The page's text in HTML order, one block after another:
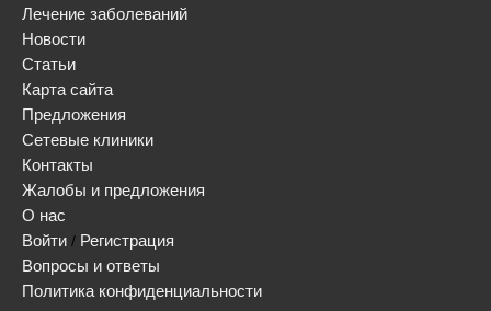
Лечение заболеваний
Новости
Статьи
Карта сайта
Предложения
Сетевые клиники
Контакты
Жалобы и предложения
О нас
Войти / Регистрация
Вопросы и ответы
Политика конфиденциальности